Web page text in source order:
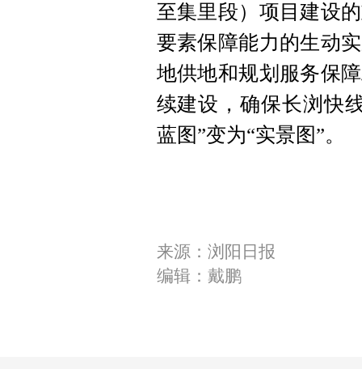
至集里段）项目建设
要素保障能力的生动
地供地和规划服务保
续建设，确保长浏快
蓝图”变为“实景图”。
来源：浏阳日报
编辑：戴鹏